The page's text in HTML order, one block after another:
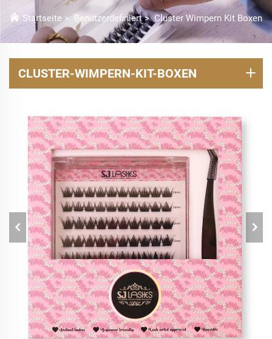
Startseite > Benutzerdefiniert>Cluster Wimpern Kit Boxen
CLUSTER-WIMPERN-KIT-BOXEN